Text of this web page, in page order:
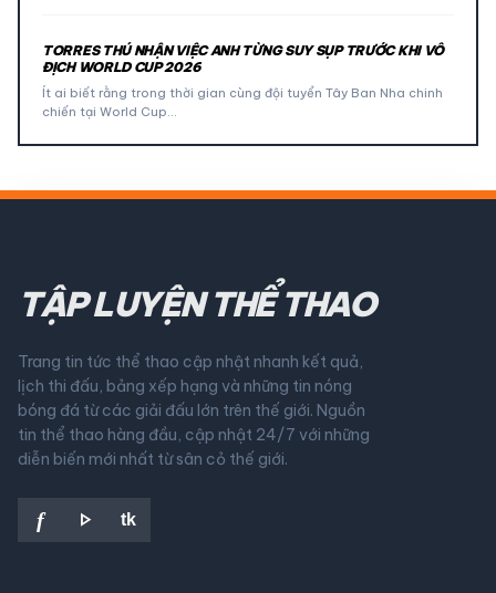
TORRES THÚ NHẬN VIỆC ANH TỪNG SUY SỤP TRƯỚC KHI VÔ
ĐỊCH WORLD CUP 2026
Ít ai biết rằng trong thời gian cùng đội tuyển Tây Ban Nha chinh
chiến tại World Cup…
TẬP LUYỆN THỂ THAO
Trang tin tức thể thao cập nhật nhanh kết quả,
lịch thi đấu, bảng xếp hạng và những tin nóng
bóng đá từ các giải đấu lớn trên thế giới. Nguồn
tin thể thao hàng đầu, cập nhật 24/7 với những
diễn biến mới nhất từ sân cỏ thế giới.
f play_arrow tk